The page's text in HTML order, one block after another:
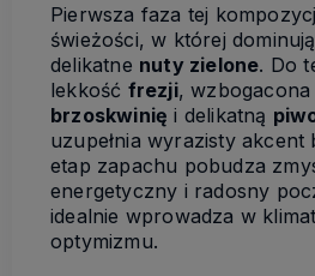
Pierwsza faza tej
świeżości, w której
delikatne nuty zielone. Do
lekkość frezji,
brzoskwinię i delikatną
uzupełnia wyrazisty akcent
etap zapachu pobudza
energetyczny i radosny
idealnie wprowadza w
optymizmu.